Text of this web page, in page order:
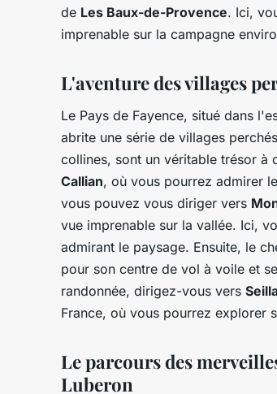
de Les Baux-de-Provence. Ici,
imprenable sur la campagne
L'aventure des villages
Le Pays de Fayence, situé dans
abrite une série de villages
collines, sont un véritable trésor à
Callian, où vous pourrez admirer
vous pouvez vous diriger vers
vue imprenable sur la vallée. Ici,
admirant le paysage. Ensuite, le
pour son centre de vol à voile et
randonnée, dirigez-vous vers
France, où vous pourrez explorer
Le parcours des
Luberon